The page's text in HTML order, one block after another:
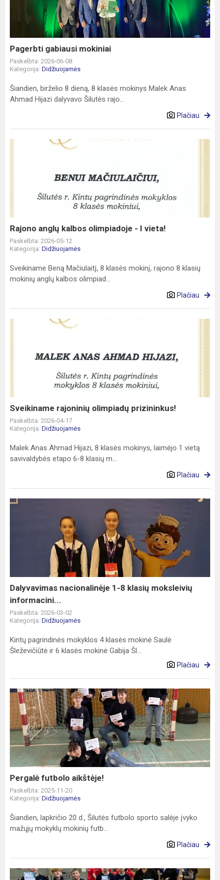
Pagerbti gabiausi mokiniai
Paskelbta: 2026-06-08
Kategorija: Didžiuojamės
Šiandien, birželio 8 dieną, 8 klasės mokinys Malek Anas
Ahmad Hijazi dalyvavo Šilutės rajo...
Plačiau
Rajono anglų kalbos olimpiadoje - I vieta!
Paskelbta: 2026-05-12
Kategorija: Didžiuojamės
Sveikiname Beną Mačiulaitį, 8 klasės mokinį, rajono 8 klasių
mokinių anglų kalbos olimpiad...
Plačiau
prizininkus!
Sveikiname rajoninių olimpiadų prizininkus!
Paskelbta: 2026-04-17
Kategorija: Didžiuojamės
Malek Anas Ahmad Hijazi, 8 klasės mokinys, laimėjo 1 vietą
savivaldybės etapo 6-8 klasių m...
Plačiau
Dalyvavimas
informacini...
Dalyvavimas nacionalinėje 1-8 klasių moksleivių
informacini...
Paskelbta: 2026-03-02
Kategorija: Didžiuojamės
Kintų pagrindinės mokyklos 4 klasės mokinė Saulė
Šleževičiūtė ir 6 klasės mokinė Gabija Šl...
Plačiau
Pergalė
futbolo
aikštėje!
Pergalė futbolo aikštėje!
Paskelbta: 2025-11-20
Kategorija: Didžiuojamės
Šiandien, lapkričio 20 d., Šilutės futbolo sporto salėje įvyko
mažųjų mokyklų mokinių futb...
Plačiau
Sėkmingas